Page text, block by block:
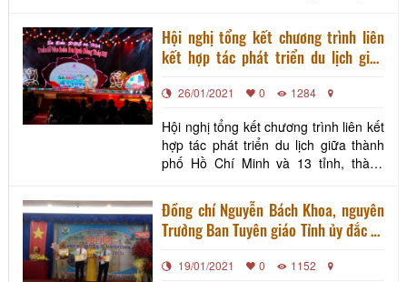
mừng Xuân Tân Sửu năm 2021. Đồng
thời, nhằm tạo không khí vui tươi,
phấn khởi phục vụ nhu cầu hưởng thụ
nhân dịp tết cổ truyền,
Hội nghị tổng kết chương trình liên
kết hợp tác phát triển du lịch giữa
thành ĐBSCL năm 2020
26/01/2021 0 1284
Hội nghị tổng kết chương trình liên kết
hợp tác phát triển du lịch giữa thành
phố Hồ Chí Minh và 13 tỉnh, thành
được tổ chức ngày 22/1/2021, tại
Thành phố Sa Đéc, tỉnh Đồng Tháp,
nằm trong hoạt động của khuôn khổ
2021. Hội nghị có sự
Đồng chí Nguyễn Bách Khoa, nguyên
Trưởng Ban Tuyên giáo Tỉnh ủy đắc cử
Long, nhiệm kỳ 2020-2025
19/01/2021 0 1152